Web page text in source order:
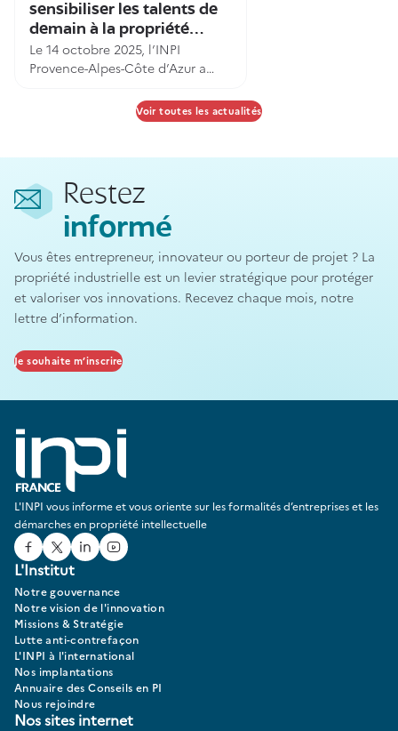
sensibiliser les talents de
demain à la propriété
industrielle
Le 14 octobre 2025, l’INPI
Provence-Alpes-Côte d’Azur a
SUD, un événement dédié à
l’orientation professionnelle des
étudiants en master dans les
domaines des biotechnologies,
de la santé et de l’innovation. Ce
forum s’est tenu à Marseille, avec
pour objectif d’informer les
jeunes chercheurs sur les
débouchés professionnels après
leur formation.
Voir toutes les actualités
Restez
informé
Vous êtes entrepreneur, innovateur ou porteur de projet ? La
propriété industrielle est un levier stratégique pour protéger
et valoriser vos innovations. Recevez chaque mois, notre
lettre d’information.
Je souhaite m’inscrire
L'INPI vous informe et vous oriente sur les formalités d’entreprises et les
démarches en propriété intellectuelle
Facebook
TwitterLinked In
Youtube
L'Institut
Notre gouvernance
Notre vision de l'innovation
Missions & Stratégie
Lutte anti-contrefaçon
L'INPI à l'international
Nos implantations
Annuaire des Conseils en PI
Nous rejoindre
Nos sites internet